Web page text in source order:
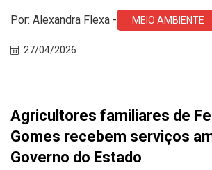
Por: Alexandra Flexa - MEIO AMBIENTE
27/04/2026
Agricultores familiares de
Gomes recebem serviços
Governo do Estado